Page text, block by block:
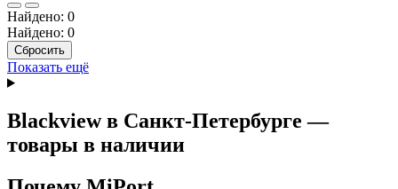
Найдено: 0
Найдено: 0
Сбросить
Показать ещё
Blackview в Санкт-Петербурге —
товары в наличии